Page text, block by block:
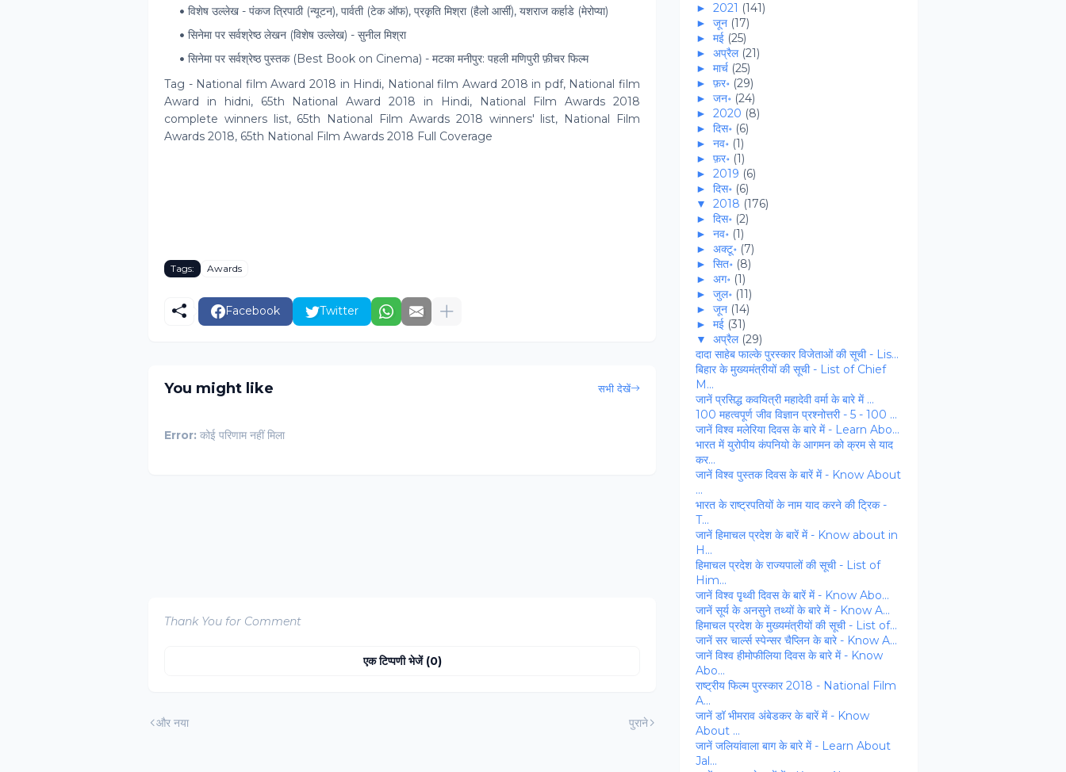
विशेष उल्लेख - पंकज त्रिपाठी (न्यूटन), पार्वती (टेक ऑफ), प्रकृति मिश्रा (हैलो आर्सी), यशराज कर्हाडे (मेरोप्या)
सिनेमा पर सर्वश्रेष्ठ लेखन (विशेष उल्लेख) - सुनील मिश्रा
सिनेमा पर सर्वश्रेष्ठ पुस्तक (Best Book on Cinema) - मटका मनीपुर: पहली मणिपुरी फ़ीचर फिल्म
Tag - National film Award 2018 in Hindi, National film Award 2018 in pdf, National film
Award in hidni, 65th National Award 2018 in Hindi, National Film Awards 2018
complete winners list, 65th National Film Awards 2018 winners' list, National Film
Awards 2018, 65th National Film Awards 2018 Full Coverage
Tags: Awards
Facebook Twitter
You might like सभी देखें
Error: कोई परिणाम नहीं मिला
Thank You for Comment
एक टिप्पणी भेजें (0)
और नया पुराने
► 2021 (141)
► जून (17)
► मई (25)
► अप्रैल (21)
► मार्च (25)
► फ़र॰ (29)
► जन॰ (24)
► 2020 (8)
► दिस॰ (6)
► नव॰ (1)
► फ़र॰ (1)
► 2019 (6)
► दिस॰ (6)
▼
2018 (176)
► दिस॰ (2)
► नव॰ (1)
► अक्टू॰ (7)
► सित॰ (8)
► अग॰ (1)
► जुल॰ (11)
► जून (14)
► मई (31)
▼
अप्रैल (29)
दादा साहेब फाल्‍के पुरस्कार विजेताओं की सूची - Lis...
बिहार के मुख्‍यमंत्रीयों की सूची - List of Chief
M...
जानें प्रसिद्ध कवयित्री महादेवी वर्मा के बारे में ...
100 महत्वपूर्ण जीव विज्ञान प्रश्नोत्तरी - 5 - 100 ...
जानें विश्‍व मलेरिया दिवस के बारे में - Learn Abo...
भारत में युरोपीय कंपनियो के आगमन को क्रम से याद
कर...
जानें विश्व पुस्तक दिवस के बारें में - Know About
...
भारत के राष्ट्रपतियों के नाम याद करने की ट्रिक -
T...
जानें हिमाचल प्रदेश के बारें में - Know about in
H...
हिमाचल प्रदेश के राज्‍यपालों की सूची - List of
Him...
जानें विश्‍व पृृथ्‍वी दिवस के बारें में - Know Abo...
जानें सूर्य के अनसुने तथ्‍यों के बारे में - Know A...
हिमाचल प्रदेश के मुख्‍यमंत्रीयों की सूची - List of...
जानें सर चार्ल्स स्पेन्सर चैप्लिन के बारे - Know A...
जानें विश्व हीमोफीलिया दिवस के बारे में - Know
Abo...
राष्‍ट्रीय फिल्‍म पुरस्‍कार 2018 - National Film
A...
जानें डॉ भीमराव अंबेडकर के बारें में - Know
About ...
जानें जलियांवाला बाग के बारे में - Learn About
Jal...